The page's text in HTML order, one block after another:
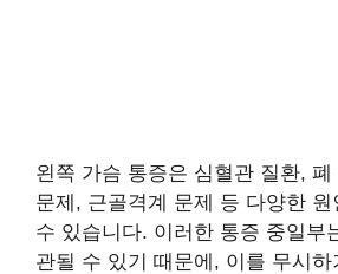
왼쪽 가슴 통증은 심혈관 질환, 폐
문제, 근골격계 문제 등 다양한
수 있습니다. 이러한 통증 중일부
관될 수 있기 때문에, 이를 무시하